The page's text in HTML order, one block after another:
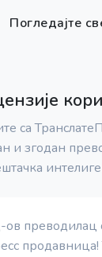
Погледајте
са
и згодан
ов преводилац